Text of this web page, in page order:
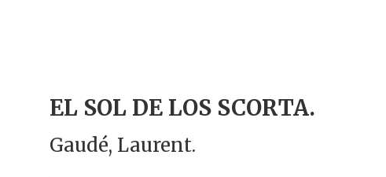
EL SOL DE LOS SCORTA.
Gaudé, Laurent.